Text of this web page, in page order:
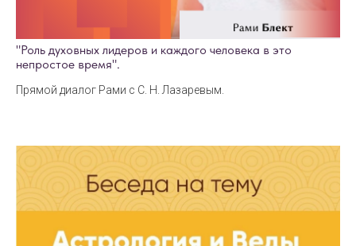
"Роль духовных лидеров и каждого человека в это
непростое время".
Прямой диалог Рами с С. Н. Лазаревым.